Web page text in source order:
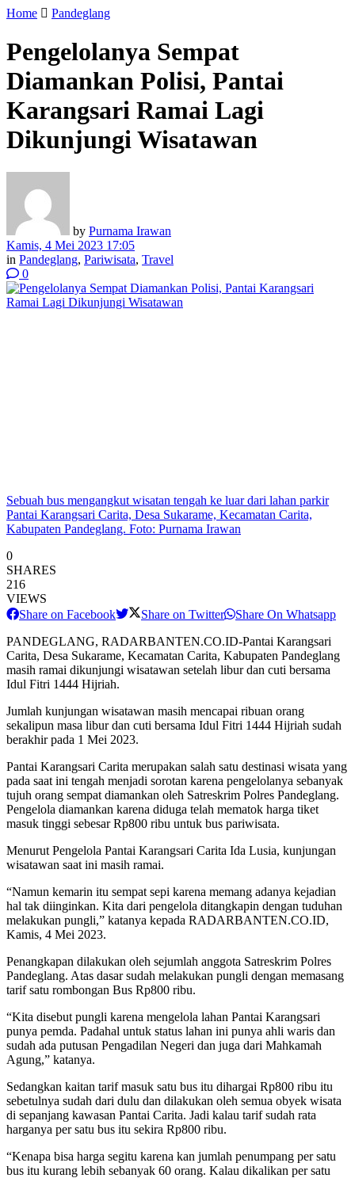
Home Pandeglang
Pengelolanya Sempat
Diamankan Polisi, Pantai
Karangsari Ramai Lagi
Dikunjungi Wisatawan
by Purnama Irawan
Kamis, 4 Mei 2023 17:05
in Pandeglang, Pariwisata, Travel
0
Sebuah bus mengangkut wisatan tengah ke luar dari lahan parkir
Pantai Karangsari Carita, Desa Sukarame, Kecamatan Carita,
Kabupaten Pandeglang. Foto: Purnama Irawan
0
SHARES
216
VIEWS
Share on Facebook
Share on Twitter
Share On Whatsapp
PANDEGLANG, RADARBANTEN.CO.ID-Pantai Karangsari
Carita, Desa Sukarame, Kecamatan Carita, Kabupaten Pandeglang
masih ramai dikunjungi wisatawan setelah libur dan cuti bersama
Idul Fitri 1444 Hijriah.
Jumlah kunjungan wisatawan masih mencapai ribuan orang
sekalipun masa libur dan cuti bersama Idul Fitri 1444 Hijriah sudah
berakhir pada 1 Mei 2023.
Pantai Karangsari Carita merupakan salah satu destinasi wisata yang
pada saat ini tengah menjadi sorotan karena pengelolanya sebanyak
tujuh orang sempat diamankan oleh Satreskrim Polres Pandeglang.
Pengelola diamankan karena diduga telah mematok harga tiket
masuk tinggi sebesar Rp800 ribu untuk bus pariwisata.
Menurut Pengelola Pantai Karangsari Carita Ida Lusia, kunjungan
wisatawan saat ini masih ramai.
“Namun kemarin itu sempat sepi karena memang adanya kejadian
hal tak diinginkan. Kita dari pengelola ditangkapin dengan tuduhan
melakukan pungli,” katanya kepada RADARBANTEN.CO.ID,
Kamis, 4 Mei 2023.
Penangkapan dilakukan oleh sejumlah anggota Satreskrim Polres
Pandeglang. Atas dasar sudah melakukan pungli dengan memasang
tarif satu rombongan Bus Rp800 ribu.
“Kita disebut pungli karena mengelola lahan Pantai Karangsari
punya pemda. Padahal untuk status lahan ini punya ahli waris dan
sudah ada putusan Pengadilan Negeri dan juga dari Mahkamah
Agung,” katanya.
Sedangkan kaitan tarif masuk satu bus itu dihargai Rp800 ribu itu
sebetulnya sudah dari dulu dan dilakukan oleh semua obyek wisata
di sepanjang kawasan Pantai Carita. Jadi kalau tarif sudah rata
harganya per satu bus itu sekira Rp800 ribu.
“Kenapa bisa harga segitu karena kan jumlah penumpang per satu
bus itu kurang lebih sebanyak 60 orang. Kalau dikalikan per satu